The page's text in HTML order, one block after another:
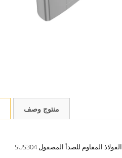
منتوج وصف
الفولاذ المقاوم للصدأ المصقول SUS304